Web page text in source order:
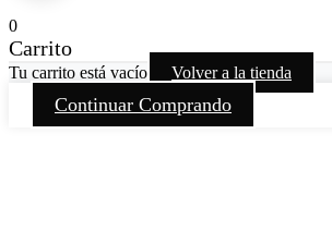
0
Carrito
Tu carrito está vacío Volver a la tienda
Continuar Comprando